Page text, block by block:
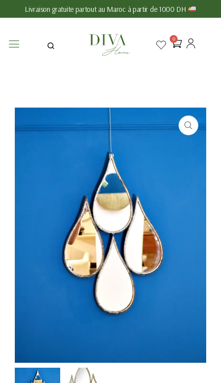
Livraison gratuite partout au Maroc à partir de 1000 DH
0